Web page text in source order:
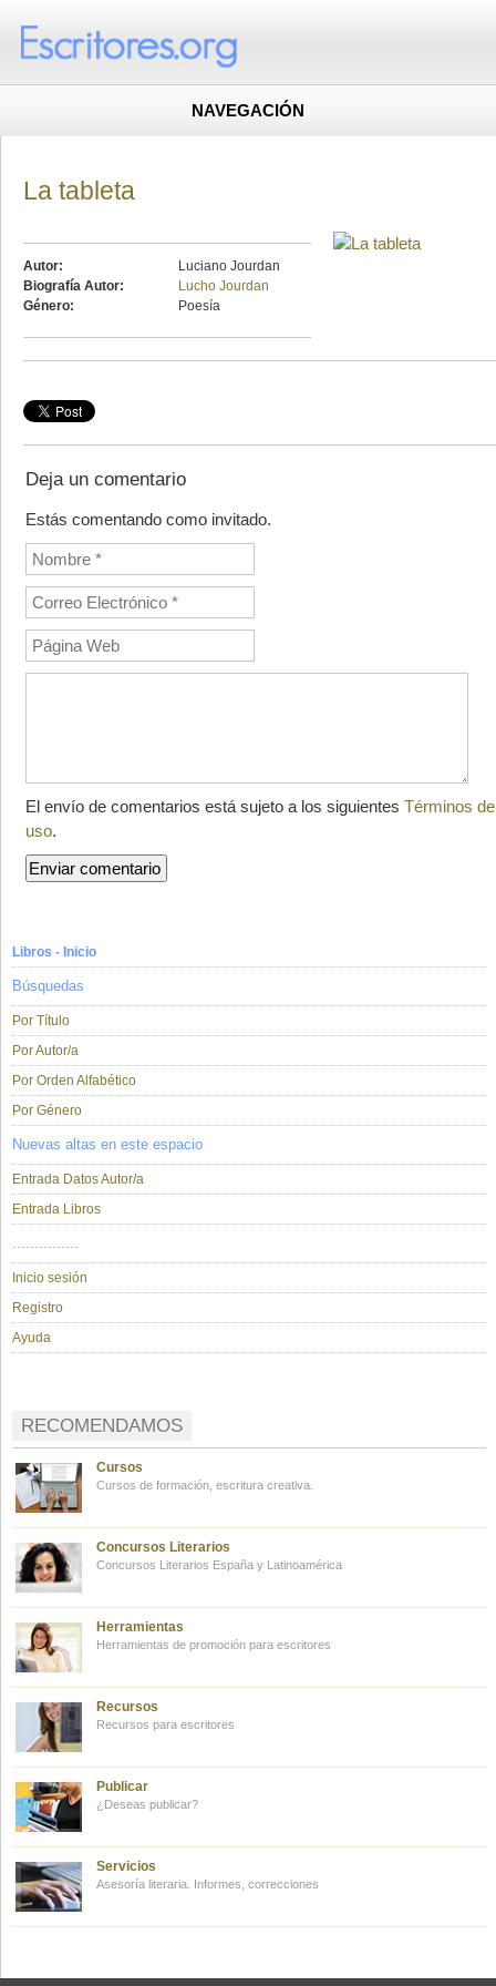
NAVEGACIÓN
La tableta
Autor:
Luciano Jourdan
Biografía Autor:
Lucho Jourdan
Género:
Poesía
Deja un comentario
Estás comentando como invitado.
El envío de comentarios está sujeto a los siguientes Términos de
uso.
Libros - Inicio
Búsquedas
Por Título
Por Autor/a
Por Orden Alfabético
Por Género
Nuevas altas en este espacio
Entrada Datos Autor/a
Entrada Libros
...............
Inicio sesión
Registro
Ayuda
RECOMENDAMOS
Cursos
Cursos de formación, escritura creativa.
Concursos Literarios
Concursos Literarios España y Latinoamérica
Herramientas
Herramientas de promoción para escritores
Recursos
Recursos para escritores
Publicar
¿Deseas publicar?
Servicios
Asesoría literaria. Informes, correcciones